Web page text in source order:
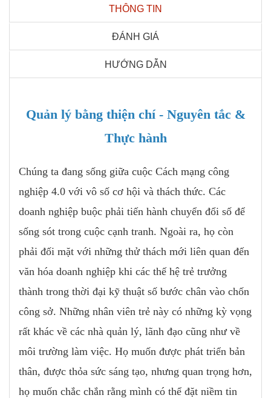
THÔNG TIN
ĐÁNH GIÁ
HƯỚNG DẪN
Quản lý bằng thiện chí - Nguyên tắc &
Thực hành
Chúng ta đang sống giữa cuộc Cách mạng công
nghiệp 4.0 với vô số cơ hội và thách thức. Các
doanh nghiệp buộc phải tiến hành chuyển đổi số để
sống sót trong cuộc cạnh tranh. Ngoài ra, họ còn
phải đối mặt với những thử thách mới liên quan đến
văn hóa doanh nghiệp khi các thế hệ trẻ trưởng
thành trong thời đại kỹ thuật số bước chân vào chốn
công sở. Những nhân viên trẻ này có những kỳ vọng
rất khác về các nhà quản lý, lãnh đạo cũng như về
môi trường làm việc. Họ muốn được phát triển bản
thân, được thỏa sức sáng tạo, nhưng quan trọng hơn,
họ muốn chắc chắn rằng mình có thể đặt niềm tin